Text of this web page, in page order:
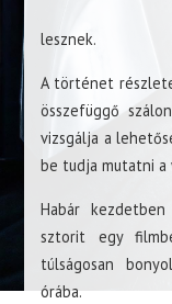
lesznek.
A történet
összefüggő
vizsgálja a
be tudja mutatni
Habár
sztorit egy
túlságosan
órába.